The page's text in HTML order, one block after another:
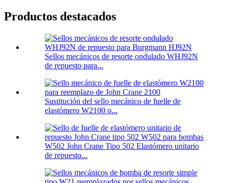
Productos destacados
Sellos mecánicos de resorte ondulado WHJ92N
de repuesto para...
Sustitución del sello mecánico de fuelle de
elastómero W2100 o...
W502 John Crane Tipo 502 Elastómero unitario
de repuesto...